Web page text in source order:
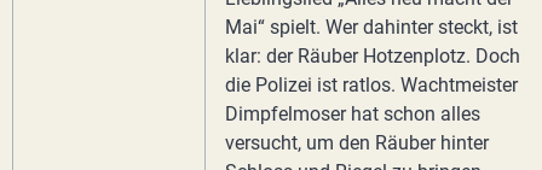
Mai“ spielt. Wer dahinter steckt, ist
klar: der Räuber Hotzenplotz. Doch
die Polizei ist ratlos. Wachtmeister
Dimpfelmoser hat schon alles
versucht, um den Räuber hinter